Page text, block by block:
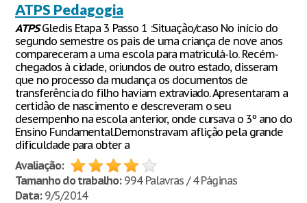
ATPS Pedagogia
ATPSGledis Etapa 3 Passo 1 :Situação/caso No início do
segundo semestre os pais de uma criança de nove anos
compareceram a uma escola para matriculá-lo. Recém-
chegados à cidade, oriundos de outro estado, disseram
que no processo da mudança os documentos de
transferência do filho haviam extraviado. Apresentaram a
certidão de nascimento e descreveram o seu
desempenho na escola anterior, onde cursava o 3º ano do
Ensino Fundamental.Demonstravam aflição pela grande
dificuldade para obter a
Avaliação:
Tamanho do trabalho:994 Palavras / 4 Páginas
Data:9/5/2014